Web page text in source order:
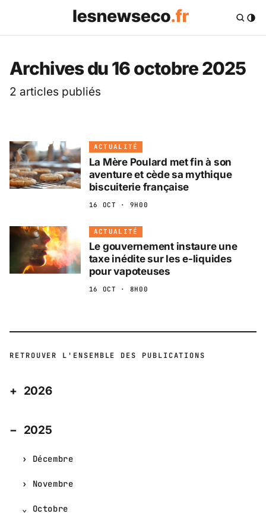
Les News Eco .fr —
Archives du 16 octobre 2025
2 articles publiés
ACTUALITÉ
La Mère Poulard met fin à son
aventure et cède sa mythique
biscuiterie française
16 OCT · 9H00
ACTUALITÉ
Le gouvernement instaure une
taxe inédite sur les e-liquides
pour vapoteuses
16 OCT · 8H00
RETROUVER L'ENSEMBLE DES PUBLICATIONS
2026
2025
Décembre
Novembre
Octobre